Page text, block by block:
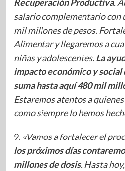
Recuperación Productiva.
salario complementario con
mil millones de pesos.
Alimentar y llegaremos a
niñas y adolescentes.La
impacto económico y social
suma hasta aquí 480 mil
Estaremos atentos a
como siempre lo hemos
9. «Vamos a fortalecer el
los próximos días
millones de dosis. Hasta